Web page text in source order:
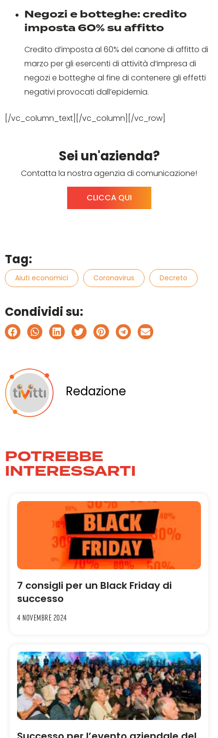
Negozi e botteghe: credito
imposta 60% su affitto
Credito d’imposta al 60% del canone di affitto di
marzo per gli esercenti di attività d’impresa di
negozi e botteghe al fine di contenere gli effetti
negativi provocati dall’epidemia.
[/vc_column_text][/vc_column][/vc_row]
Sei un'azienda?
Contatta la nostra agenzia di comunicazione!
CLICCA QUI
Tag:
Aiuti economici Coronavirus Decreto
Condividi su:
Redazione
POTREBBE
INTERESSARTI
7 consigli per un Black Friday di
successo
4 Novembre 2024